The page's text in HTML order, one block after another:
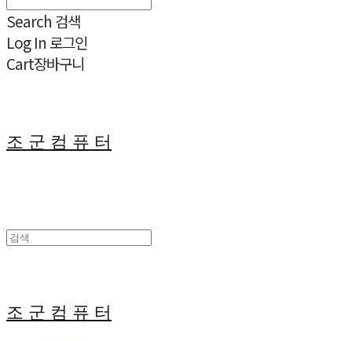
Search 검색
Log In 로그인
Cart장바구니
조 군 컴 퓨 터
조 군 컴 퓨 터